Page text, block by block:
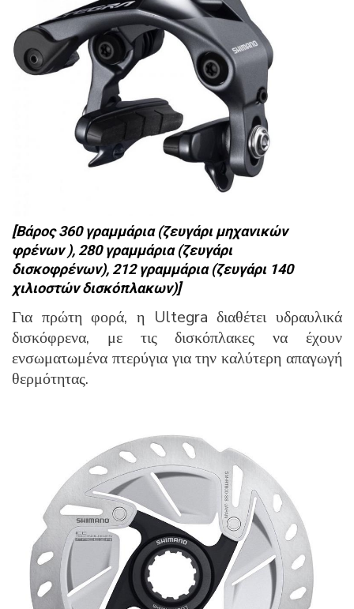
[Βάρος 360 γραμμάρια (ζευγάρι μηχανικών
φρένων ), 280 γραμμάρια (ζευγάρι
δισκοφρένων), 212 γραμμάρια (ζευγάρι 140
χιλιοστών δισκόπλακων)]
Για πρώτη φορά, η Ultegra διαθέτει υδραυλικά
δισκόφρενα, με τις δισκόπλακες να έχουν
ενσωματωμένα πτερύγια για την καλύτερη απαγωγή
θερμότητας.